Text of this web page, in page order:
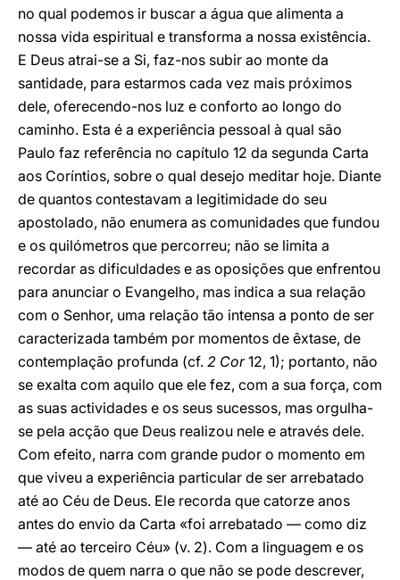
no qual podemos ir buscar a água que alimenta a
nossa vida espiritual e transforma a nossa existência.
E Deus atrai-se a Si, faz-nos subir ao monte da
santidade, para estarmos cada vez mais próximos
dele, oferecendo-nos luz e conforto ao longo do
caminho. Esta é a experiência pessoal à qual são
Paulo faz referência no capítulo 12 da segunda Carta
aos Coríntios, sobre o qual desejo meditar hoje. Diante
de quantos contestavam a legitimidade do seu
apostolado, não enumera as comunidades que fundou
e os quilómetros que percorreu; não se limita a
recordar as dificuldades e as oposições que enfrentou
para anunciar o Evangelho, mas indica a sua relação
com o Senhor, uma relação tão intensa a ponto de ser
caracterizada também por momentos de êxtase, de
contemplação profunda (cf. 2 Cor12, 1); portanto, não
se exalta com aquilo que ele fez, com a sua força, com
as suas actividades e os seus sucessos, mas orgulha-
se pela acção que Deus realizou nele e através dele.
Com efeito, narra com grande pudor o momento em
que viveu a experiência particular de ser arrebatado
até ao Céu de Deus. Ele recorda que catorze anos
antes do envio da Carta «foi arrebatado — como diz
— até ao terceiro Céu» (v. 2). Com a linguagem e os
modos de quem narra o que não se pode descrever,